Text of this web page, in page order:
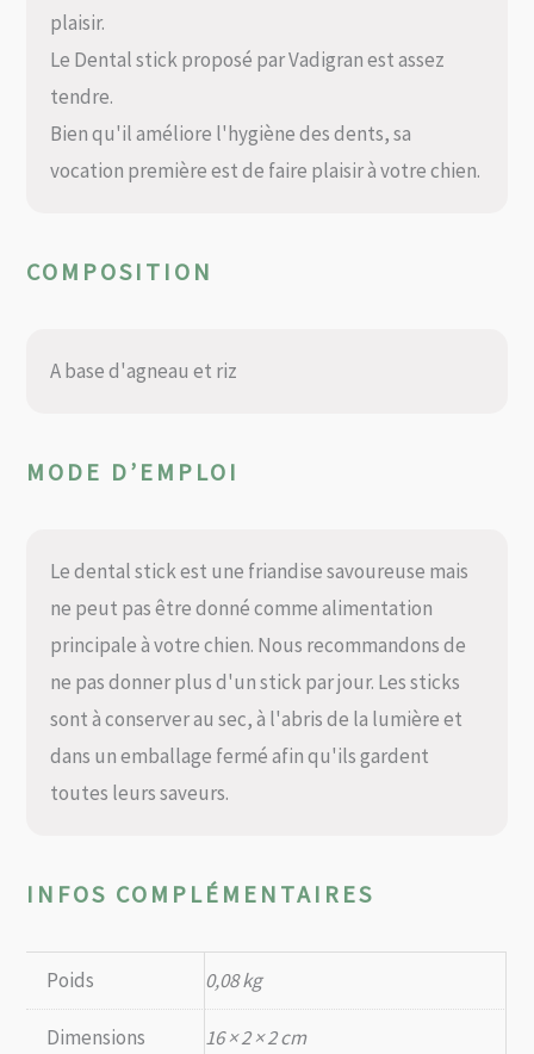
plaisir.
Le Dental stick proposé par Vadigran est assez
tendre.
Bien qu'il améliore l'hygiène des dents, sa
vocation première est de faire plaisir à votre chien.
COMPOSITION
A base d'agneau et riz
MODE D’EMPLOI
Le dental stick est une friandise savoureuse mais
ne peut pas être donné comme alimentation
principale à votre chien. Nous recommandons de
ne pas donner plus d'un stick par jour. Les sticks
sont à conserver au sec, à l'abris de la lumière et
dans un emballage fermé afin qu'ils gardent
toutes leurs saveurs.
INFOS COMPLÉMENTAIRES
Poids 0,08 kg
Dimensions 16 × 2 × 2 cm